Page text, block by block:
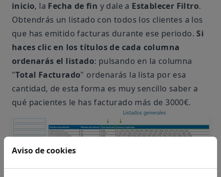
inicio, la Fecha de fin y dale a Establecer Filtro.
Obtendrás un listado con todos los clientes a los
que has emitido facturas durante ese periodo.Si
haces clic en los títulos de cada columna
ordenarás el listado: pulsando en la columna
"Total Facturado" ordenarás la lista por esa
cantidad, de esta forma es muy sencillo saber a
qué pacientes le has facturado más de 3000€.
Aviso de cookies